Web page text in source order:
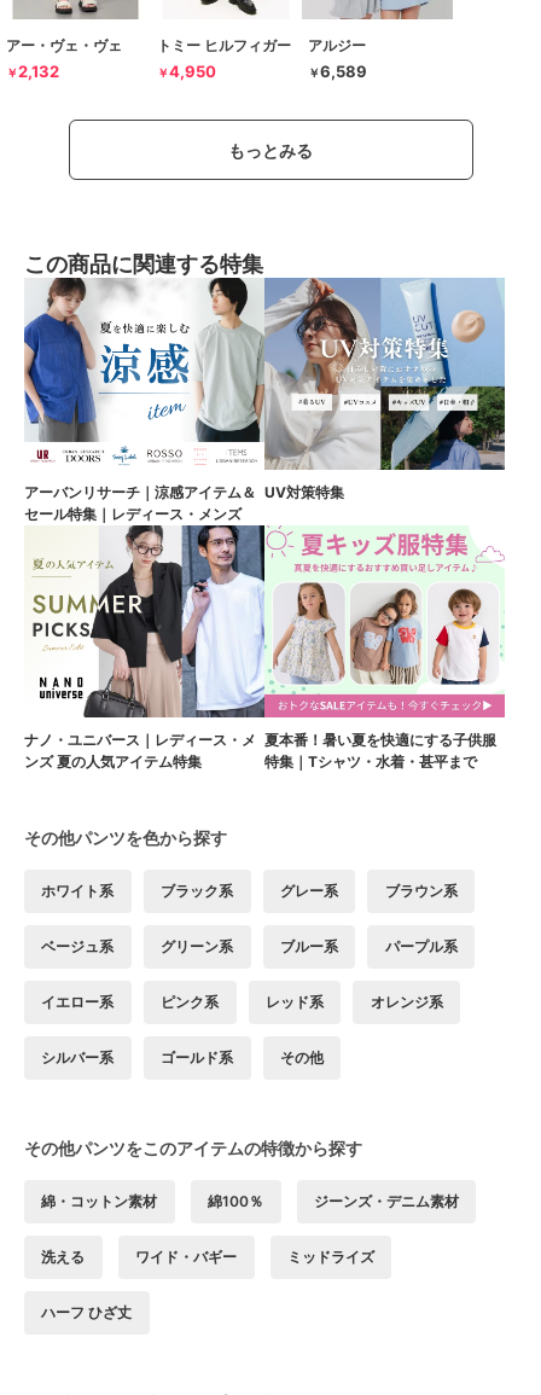
アー・ヴェ・ヴェ
￥2,132
トミー ヒルフィガー
￥4,950
アルジー
￥6,589
もっとみる
この商品に関連する特集
アーバンリサーチ｜涼感アイテム＆
セール特集｜レディース・メンズ
UV対策特集
ナノ・ユニバース｜レディース・メ
ンズ 夏の人気アイテム特集
夏本番！暑い夏を快適にする子供服
特集｜Tシャツ・水着・甚平まで
その他パンツを色から探す
ホワイト系 ブラック系 グレー系 ブラウン系
ベージュ系 グリーン系 ブルー系 パープル系
イエロー系 ピンク系 レッド系 オレンジ系
シルバー系 ゴールド系 その他
その他パンツをこのアイテムの特徴から探す
綿・コットン素材 綿100％ ジーンズ・デニム素材
洗える ワイド・バギー ミッドライズ
ハーフ ひざ丈